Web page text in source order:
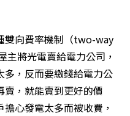
雙向費率機制（two-way
將光電賣給電力公司，
，反而要繳錢給電力公
賣，就能賣到更好的價
心發電太多而被收費，